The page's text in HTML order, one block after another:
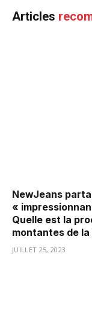
Articles
NewJeans
«
Quelle est la
montantes de la
JUILLET 25, 2023